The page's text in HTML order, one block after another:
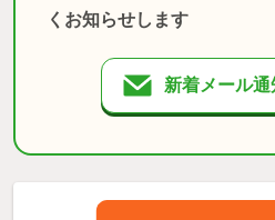
くお知らせします
新着メール